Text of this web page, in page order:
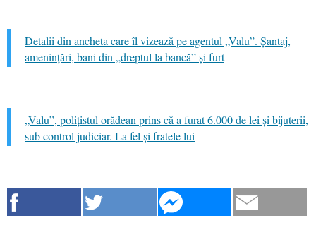
Detalii din ancheta care îl vizează pe agentul „Valu”. Șantaj,
amenințări, bani din „dreptul la bancă” și furt
„Valu”, polițistul orădean prins că a furat 6.000 de lei și bijuterii,
sub control judiciar. La fel și fratele lui